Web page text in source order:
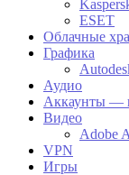
ESET
Облачные
Графика
Аудио
Аккаунты —
Видео
Adobe
VPN
Игры